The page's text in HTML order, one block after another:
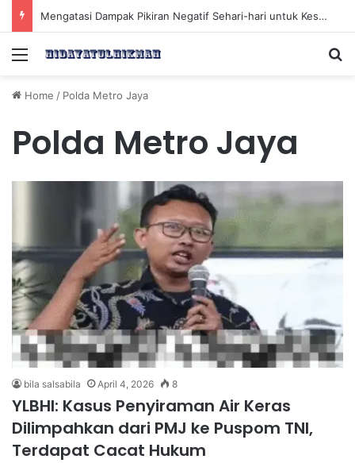
Mengatasi Dampak Pikiran Negatif Sehari-hari untuk Kesehatan Mental yang Lebih Baik
Menu
Home / Polda Metro Jaya
Polda Metro Jaya
bila salsabila April 4, 2026 8
YLBHI: Kasus Penyiraman Air Keras
Dilimpahkan dari PMJ ke Puspom TNI,
Terdapat Cacat Hukum